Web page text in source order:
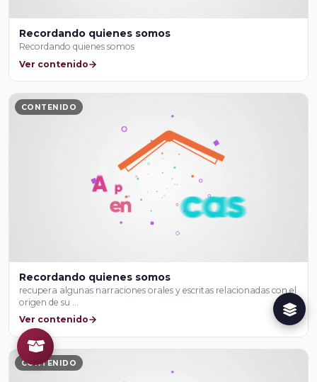
Recordando quienes somos
Recordando quienes somos
Ver contenido
CONTENIDO
Recordando quienes somos
recupera algunas narraciones orales y escritas relacionadas con el
origen de su …
Ver contenido
CONTENIDO